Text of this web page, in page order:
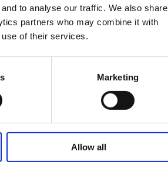
to analyse our traffic. We also share
partners who may combine it with
use of their services.
Marketing
Allow all